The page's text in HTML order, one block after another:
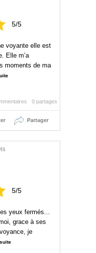
5/5
voyante elle est
Elle m’a
moments de ma
0 partages
Partager
5/5
yeux fermés...
grace à ses
je